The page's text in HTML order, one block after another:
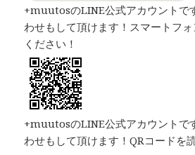
+muutosのLINE公式アカウントで
わせもして頂けます！スマートフ
ください！
+muutosのLINE公式アカウントで
わせもして頂けます！QRコードを